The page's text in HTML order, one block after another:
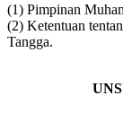
(1) Pimpinan
(2) Ketentuan
Tangga.